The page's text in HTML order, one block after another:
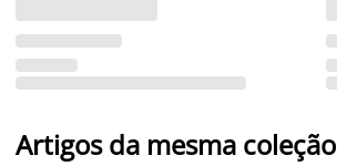
Artigos da mesma coleção